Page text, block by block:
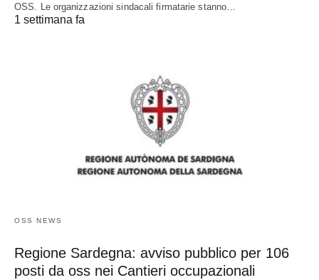
OSS. Le organizzazioni sindacali firmatarie stanno…
1 settimana fa
OSS NEWS
Regione Sardegna: avviso pubblico per 106
posti da oss nei Cantieri occupazionali